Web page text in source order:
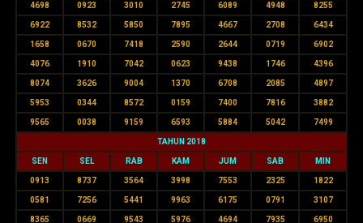
4698 0923 3010 2745 6089 4948 8255
6922 8532 5850 7895 4667 2708 6434
1658 0670 7418 2590 2644 0719 6902
4076 1910 7042 0623 9438 1746 4396
8074 3626 9004 1370 6708 2085 4897
5953 0344 8572 0159 7400 7816 3882
9565 0038 9159 6593 5884 5042 7499
TAHUN 2018
SEN SEL RAB KAM JUM SAB MIN
0913 8737 3564 3998 7553 2325 1822
0581 7256 5441 9963 6175 0791 3107
8365 0669 9543 5976 4694 7935 6950